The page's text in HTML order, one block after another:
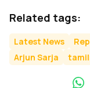
Related tags:
Latest News
Arjun Sarja